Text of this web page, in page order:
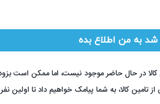
شد به من اطلاع بده
کالا در حال حاضر موجود نیست، اما ممکن است
تامین کالا، به شما پیامک خواهیم داد تا اولین